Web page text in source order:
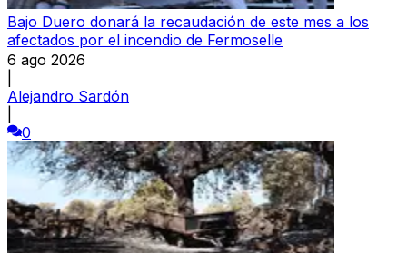
Bajo Duero donará la recaudación de este mes a los
afectados por el incendio de Fermoselle
6 ago 2026
Alejandro Sardón
0